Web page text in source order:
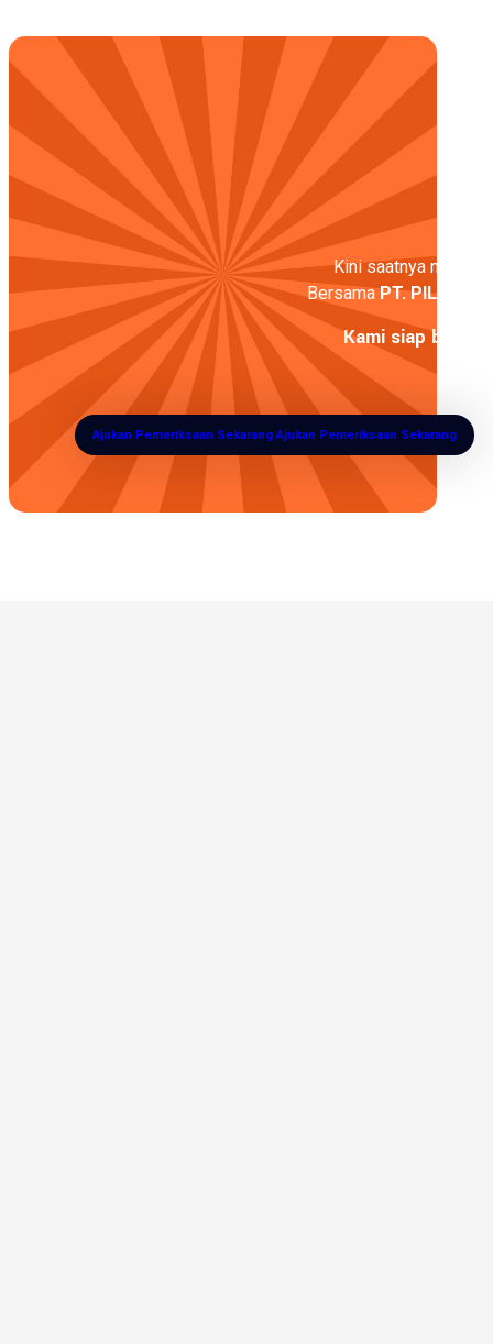
Kini saatnya
BersamaPT. PILAR
Kami siap
Ajukan Pemeriksaan SekarangAjukan Pemeriksaan Sekarang